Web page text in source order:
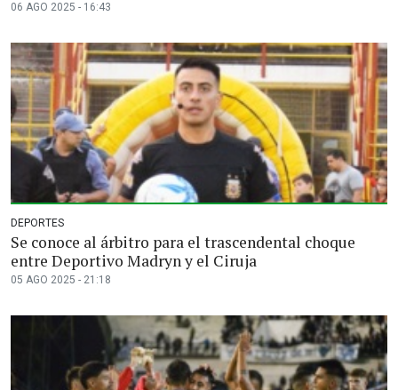
06 AGO 2025 - 16:43
DEPORTES
Se conoce al árbitro para el trascendental choque
entre Deportivo Madryn y el Ciruja
05 AGO 2025 - 21:18